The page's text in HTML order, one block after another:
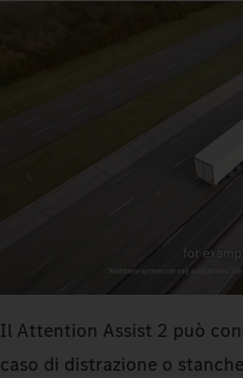
Il Attention Assist 2 può
caso di distrazione o